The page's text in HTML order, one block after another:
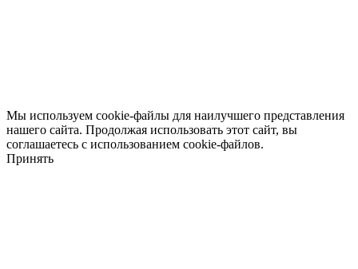
Мы используем cookie-файлы для наилучшего представления
нашего сайта. Продолжая использовать этот сайт, вы
соглашаетесь с использованием cookie-файлов.
Принять